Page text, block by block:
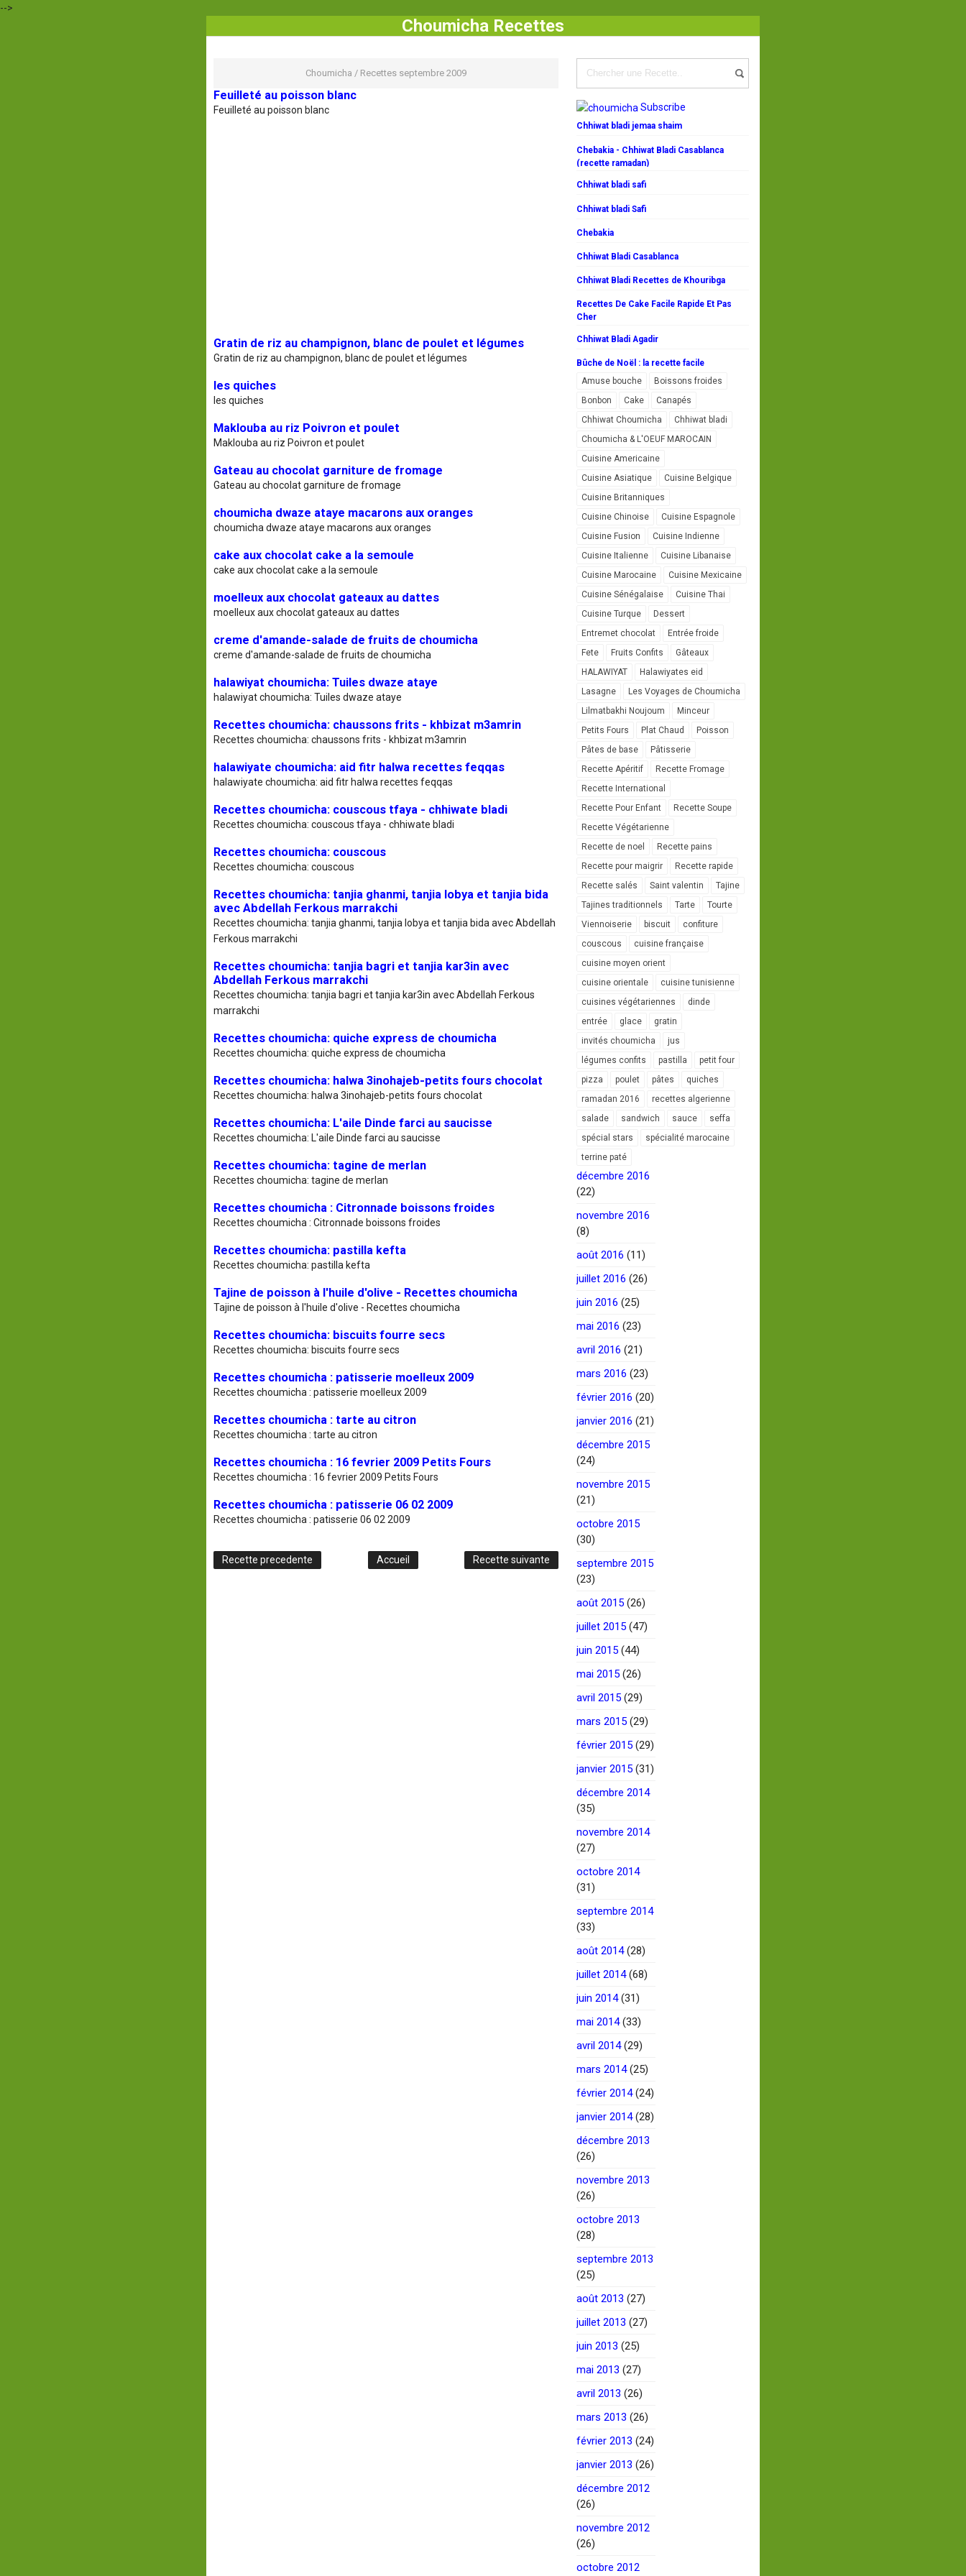
-->
Choumicha Recettes
Choumicha / Recettes septembre 2009
Feuilleté au poisson blanc
Feuilleté au poisson blanc
Gratin de riz au champignon, blanc de poulet et légumes
Gratin de riz au champignon, blanc de poulet et légumes
les quiches
les quiches
Maklouba au riz Poivron et poulet
Maklouba au riz Poivron et poulet
Gateau au chocolat garniture de fromage
Gateau au chocolat garniture de fromage
choumicha dwaze ataye macarons aux oranges
choumicha dwaze ataye macarons aux oranges
cake aux chocolat cake a la semoule
cake aux chocolat cake a la semoule
moelleux aux chocolat gateaux au dattes
moelleux aux chocolat gateaux au dattes
creme d'amande-salade de fruits de choumicha
creme d'amande-salade de fruits de choumicha
halawiyat choumicha: Tuiles dwaze ataye
halawiyat choumicha: Tuiles dwaze ataye
Recettes choumicha: chaussons frits - khbizat m3amrin
Recettes choumicha: chaussons frits - khbizat m3amrin
halawiyate choumicha: aid fitr halwa recettes feqqas
halawiyate choumicha: aid fitr halwa recettes feqqas
Recettes choumicha: couscous tfaya - chhiwate bladi
Recettes choumicha: couscous tfaya - chhiwate bladi
Recettes choumicha: couscous
Recettes choumicha: couscous
Recettes choumicha: tanjia ghanmi, tanjia lobya et tanjia bida
avec Abdellah Ferkous marrakchi
Recettes choumicha: tanjia ghanmi, tanjia lobya et tanjia bida avec Abdellah
Ferkous marrakchi
Recettes choumicha: tanjia bagri et tanjia kar3in avec
Abdellah Ferkous marrakchi
Recettes choumicha: tanjia bagri et tanjia kar3in avec Abdellah Ferkous
marrakchi
Recettes choumicha: quiche express de choumicha
Recettes choumicha: quiche express de choumicha
Recettes choumicha: halwa 3inohajeb-petits fours chocolat
Recettes choumicha: halwa 3inohajeb-petits fours chocolat
Recettes choumicha: L'aile Dinde farci au saucisse
Recettes choumicha: L'aile Dinde farci au saucisse
Recettes choumicha: tagine de merlan
Recettes choumicha: tagine de merlan
Recettes choumicha : Citronnade boissons froides
Recettes choumicha : Citronnade boissons froides
Recettes choumicha: pastilla kefta
Recettes choumicha: pastilla kefta
Tajine de poisson à l'huile d'olive - Recettes choumicha
Tajine de poisson à l'huile d'olive - Recettes choumicha
Recettes choumicha: biscuits fourre secs
Recettes choumicha: biscuits fourre secs
Recettes choumicha : patisserie moelleux 2009
Recettes choumicha : patisserie moelleux 2009
Recettes choumicha : tarte au citron
Recettes choumicha : tarte au citron
Recettes choumicha : 16 fevrier 2009 Petits Fours
Recettes choumicha : 16 fevrier 2009 Petits Fours
Recettes choumicha : patisserie 06 02 2009
Recettes choumicha : patisserie 06 02 2009
Recette precedente Recette suivante
Accueil
Subscribe
Chhiwat bladi jemaa shaim
Chebakia - Chhiwat Bladi Casablanca
(recette ramadan)
Chhiwat bladi safi
Chhiwat bladi Safi
Chebakia
Chhiwat Bladi Casablanca
Chhiwat Bladi Recettes de Khouribga
Recettes De Cake Facile Rapide Et Pas
Cher
Chhiwat Bladi Agadir
Bûche de Noël : la recette facile
Amuse bouche
Boissons froides
Bonbon
Cake
Canapés
Chhiwat Choumicha
Chhiwat bladi
Choumicha & L'OEUF MAROCAIN
Cuisine Americaine
Cuisine Asiatique
Cuisine Belgique
Cuisine Britanniques
Cuisine Chinoise
Cuisine Espagnole
Cuisine Fusion
Cuisine Indienne
Cuisine Italienne
Cuisine Libanaise
Cuisine Marocaine
Cuisine Mexicaine
Cuisine Sénégalaise
Cuisine Thai
Cuisine Turque
Dessert
Entremet chocolat
Entrée froide
Fete
Fruits Confits
Gâteaux
HALAWIYAT
Halawiyates eid
Lasagne
Les Voyages de Choumicha
Lilmatbakhi Noujoum
Minceur
Petits Fours
Plat Chaud
Poisson
Pâtes de base
Pâtisserie
Recette Apéritif
Recette Fromage
Recette International
Recette Pour Enfant
Recette Soupe
Recette Végétarienne
Recette de noel
Recette pains
Recette pour maigrir
Recette rapide
Recette salés
Saint valentin
Tajine
Tajines traditionnels
Tarte
Tourte
Viennoiserie
biscuit
confiture
couscous
cuisine française
cuisine moyen orient
cuisine orientale
cuisine tunisienne
cuisines végétariennes
dinde
entrée
glace
gratin
invités choumicha
jus
légumes confits
pastilla
petit four
pizza
poulet pâtes
quiches
ramadan 2016
recettes algerienne
salade
sandwich sauce
seffa
spécial stars
spécialité marocaine
terrine paté
décembre 2016
(22)
novembre 2016
(8)
août 2016 (11)
juillet 2016 (26)
juin 2016 (25)
mai 2016 (23)
avril 2016 (21)
mars 2016 (23)
février 2016 (20)
janvier 2016 (21)
décembre 2015
(24)
novembre 2015
(21)
octobre 2015
(30)
septembre 2015
(23)
août 2015 (26)
juillet 2015 (47)
juin 2015 (44)
mai 2015 (26)
avril 2015 (29)
mars 2015 (29)
février 2015 (29)
janvier 2015 (31)
décembre 2014
(35)
novembre 2014
(27)
octobre 2014
(31)
septembre 2014
(33)
août 2014(28)
juillet 2014(68)
juin 2014(31)
mai 2014(33)
avril 2014(29)
mars 2014(25)
février 2014(24)
janvier 2014(28)
décembre 2013
(26)
novembre 2013
(26)
octobre 2013
(28)
septembre 2013
(25)
août 2013 (27)
juillet 2013 (27)
juin 2013 (25)
mai 2013 (27)
avril 2013 (26)
mars 2013 (26)
février 2013 (24)
janvier 2013 (26)
décembre 2012
(26)
novembre 2012
(26)
octobre 2012